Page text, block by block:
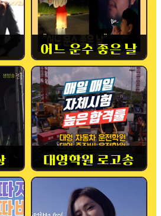
어느 운수 좋은 날
대영학원 로고송